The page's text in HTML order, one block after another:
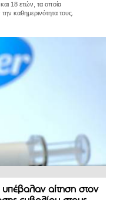
18 ετών, τα οποία
καθημερινότητα τους.
αίτηση στον